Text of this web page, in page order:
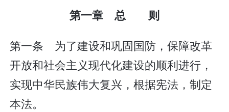
第一章 总 则
第一条 为了建设和巩固国防，保障改革
开放和社会主义现代化建设的顺利进行，
实现中华民族伟大复兴，根据宪法，制定
本法。